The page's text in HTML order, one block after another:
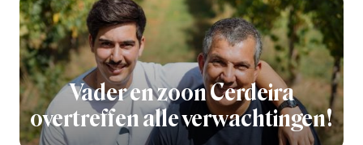
Vader en zoon Cerdeira
overtreffen alle verwachtingen!